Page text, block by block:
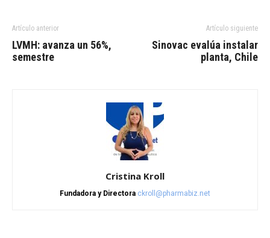
Artículo anterior
LVMH: avanza un 56%,
semestre
Artículo siguiente
Sinovac evalúa instalar
planta, Chile
Cristina Kroll
Fundadora y Directora ckroll@pharmabiz.net